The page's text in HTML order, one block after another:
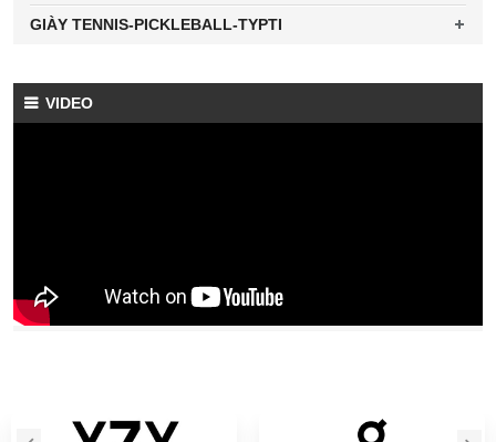
GIÀY TENNIS-PICKLEBALL-TYPTI
VIDEO